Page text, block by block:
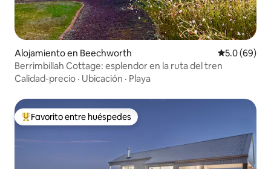
Alojamiento en Beechworth Calificación
5.0 (69)
Berrimbillah Cottage: esplendor en la ruta del tren
Calidad-precio · Ubicación · Playa
Favorito entre huéspedes preferido
Favorito entre huéspedes